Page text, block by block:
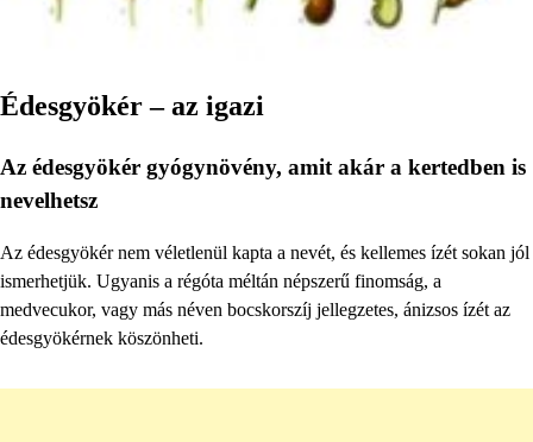
Édesgyökér – az igazi
Az édesgyökér gyógynövény, amit akár a kertedben is
nevelhetsz
Az édesgyökér nem véletlenül kapta a nevét, és kellemes ízét sokan jól
ismerhetjük. Ugyanis a régóta méltán népszerű finomság, a
medvecukor, vagy más néven bocskorszíj jellegzetes, ánizsos ízét az
édesgyökérnek köszönheti.